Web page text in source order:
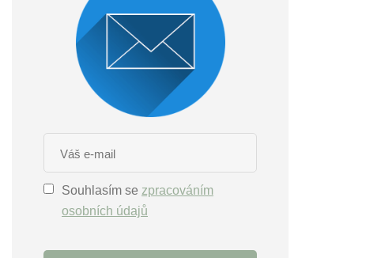
Souhlasím se zpracováním
osobních údajů